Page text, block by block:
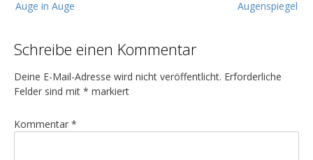
e
t
r
a
s
Augenspiegel
Auge in Auge
Schreibe einen Kommentar
Deine E-Mail-Adresse wird nicht veröffentlicht. Erforderliche
Felder sind mit * markiert
Kommentar *